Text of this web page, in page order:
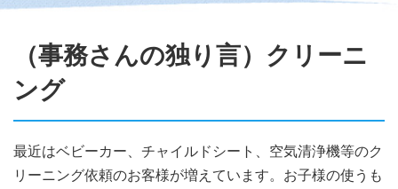
（事務さんの独り言）クリーニ
ング
最近はベビーカー、チャイルドシート、空気清浄機等のク
リーニング依頼のお客様が増えています。お子様の使うも